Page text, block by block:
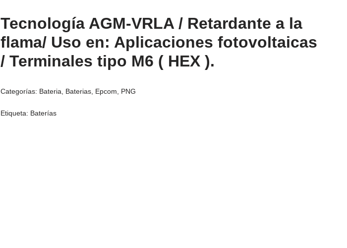
Tecnología AGM-VRLA / Retardante a la
flama/ Uso en: Aplicaciones fotovoltaicas
/ Terminales tipo M6 ( HEX ).
Categorías: Bateria, Baterias, Epcom, PNG
Etiqueta: Baterías